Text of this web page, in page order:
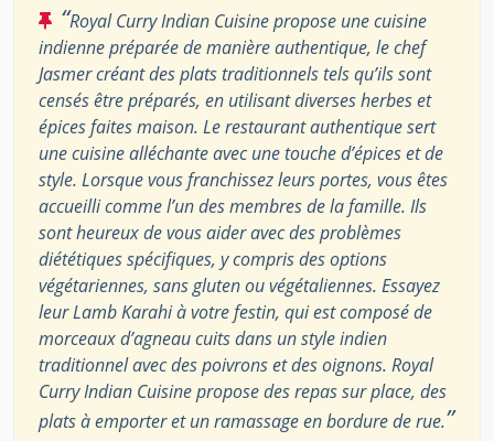
“Royal Curry Indian Cuisine propose une cuisine
indienne préparée de manière authentique, le chef
Jasmer créant des plats traditionnels tels qu’ils sont
censés être préparés, en utilisant diverses herbes et
épices faites maison. Le restaurant authentique sert
une cuisine alléchante avec une touche d’épices et de
style. Lorsque vous franchissez leurs portes, vous êtes
accueilli comme l’un des membres de la famille. Ils
sont heureux de vous aider avec des problèmes
diététiques spécifiques, y compris des options
végétariennes, sans gluten ou végétaliennes. Essayez
leur Lamb Karahi à votre festin, qui est composé de
morceaux d’agneau cuits dans un style indien
traditionnel avec des poivrons et des oignons. Royal
Curry Indian Cuisine propose des repas sur place, des
plats à emporter et un ramassage en bordure de rue.”